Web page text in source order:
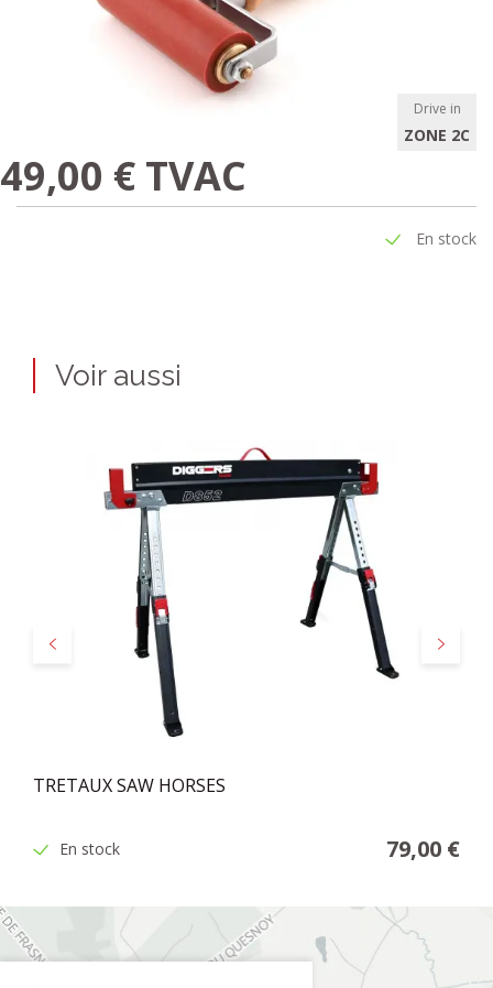
Drive in
ZONE 2C
49,00 € TVAC
En stock
Voir aussi
Précédent Suivant
TRETAUX SAW HORSES
En stock 79,00 €